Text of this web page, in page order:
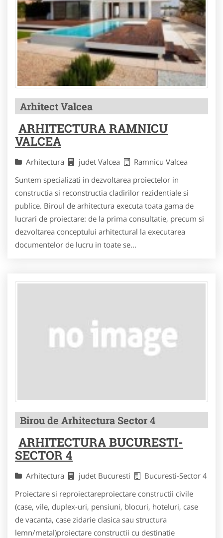
Arhitect Valcea
ARHITECTURA RAMNICU
VALCEA
Arhitectura judet Valcea
Ramnicu Valcea
Suntem specializati in dezvoltarea proiectelor in
constructia si reconstructia cladirilor rezidentiale si
publice. Biroul de arhitectura executa toata gama de
lucrari de proiectare: de la prima consultatie, precum si
dezvoltarea conceptului arhitectural la executarea
documentelor de lucru in toate se...
Birou de Arhitectura Sector 4
ARHITECTURA BUCURESTI-
SECTOR 4
Arhitectura judet Bucuresti
Bucuresti-Sector 4
Proiectare si reproiectareproiectare constructii civile
(case, vile, duplex-uri, pensiuni, blocuri, hoteluri, case
de vacanta, case zidarie clasica sau structura
lemn/metal)proiectare constructii cu destinatie